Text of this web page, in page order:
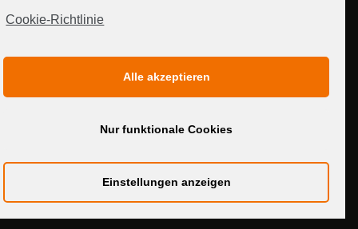
MEDIADATEN
Cookie-Richtlinie
Alle akzeptieren
Nur funktionale Cookies
Einstellungen anzeigen